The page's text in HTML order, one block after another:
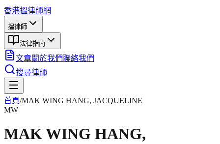
香港搵律師網
搵律師
法律指南
文章關於我們聯絡我們
搜尋律師
首頁/MAK WING HANG, JACQUELINE
MW
MAK WING HANG,